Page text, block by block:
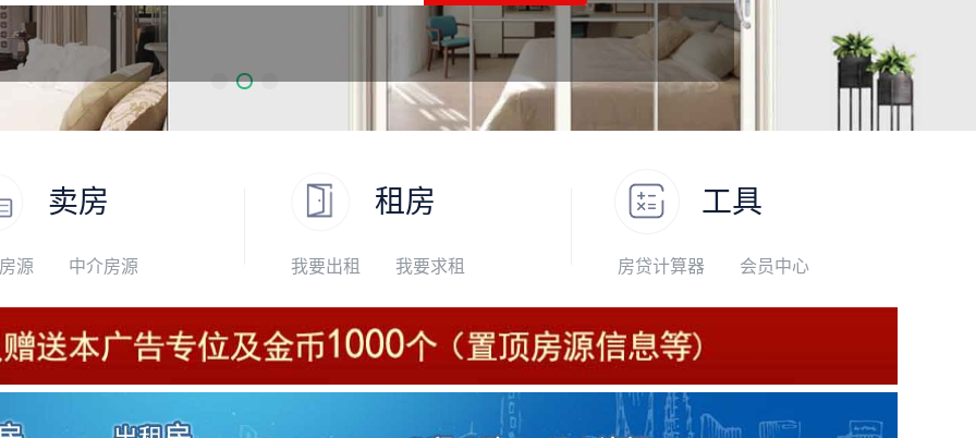
卖房
源 中介房源
租房
我要出租 我要求租
工具
房贷计算器 会员中心